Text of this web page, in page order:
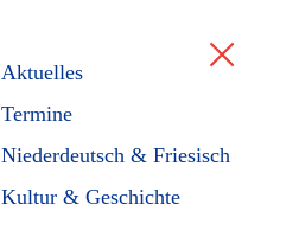
Aktuelles
Termine
Niederdeutsch & Friesisch
Kultur & Geschichte